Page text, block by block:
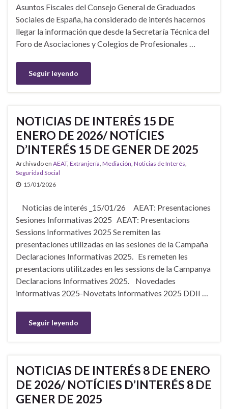
Asuntos Fiscales del Consejo General de Graduados
Sociales de España, ha considerado de interés hacernos
llegar la información que desde la Secretaría Técnica del
Foro de Asociaciones y Colegios de Profesionales …
Seguir leyendo
NOTICIAS DE INTERÉS 15 DE
ENERO DE 2026/ NOTÍCIES
D’INTERÉS 15 DE GENER DE 2025
Archivado en AEAT, Extranjería Mediación Noticias de Interés
Seguridad Social
15/01/2026
Noticias de interés _15/01/26 AEAT: Presentaciones
Sesiones Informativas 2025 AEAT: Presentacions
Sessions Informatives 2025 Se remiten las
presentaciones utilizadas en las sesiones de la Campaña
Declaraciones Informativas 2025. Es remeten les
presentacions utilitzades en les sessions de la Campanya
Declaracions Informatives 2025. Novedades
informativas 2025-Novetats informatives 2025 DDII …
Seguir leyendo
NOTICIAS DE INTERÉS 8 DE ENERO
DE 2026/ NOTÍCIES D’INTERÉS 8 DE
GENER DE 2025